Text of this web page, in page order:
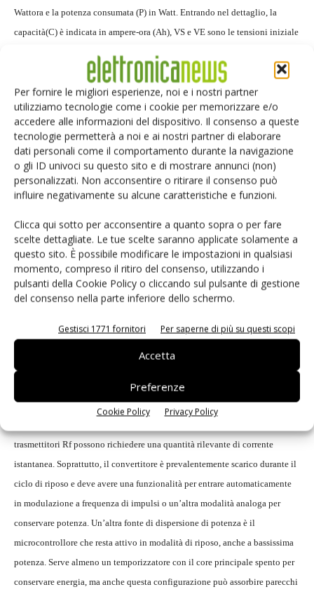
Per fornire le migliori esperienze, noi e i nostri partner
utilizziamo tecnologie come i cookie per memorizzare e/o
accedere alle informazioni del dispositivo. Il consenso a queste
tecnologie permetterà a noi e ai nostri partner di elaborare
dati personali come il comportamento durante la navigazione
o gli ID univoci su questo sito e di mostrare annunci (non)
personalizzati. Non acconsentire o ritirare il consenso può
influire negativamente su alcune caratteristiche e funzioni.
Clicca qui sotto per acconsentire a quanto sopra o per fare
scelte dettagliate. Le tue scelte saranno applicate solamente a
questo sito. È possibile modificare le impostazioni in qualsiasi
momento, compreso il ritiro del consenso, utilizzando i
pulsanti della Cookie Policy o cliccando sul pulsante di gestione
del consenso nella parte inferiore dello schermo.
Gestisci 1771 fornitori Per saperne di più su questi scopi
Accetta
Preferenze
Cookie Policy Privacy Policy
Wattora e la potenza consumata (P) in Watt. Entrando nel dettaglio, la
capacità(C) è indicata in ampere-ora (Ah), VS e VE sono le tensioni iniziale
durante i cicli di attività e riposo, e D è il ciclo operativo (da 0 a 1) del
periodo di veglia. Viene applicato un fattore di riduzione, o de-rating, (α)
per gestire la batteria in caso di perdita di capacità in applicazioni con una
lunga durata (>5 anni). Viene tenuto conto anche dell’efficienza (eff) dello
stadio di conversione di potenza, in quanto incide sulle prestazioni. I
livelli tipici di efficienza vanno da 80% (eff = 0,8) a 95% (eff = 0,95). Una
parte del progetto consiste nel selezionare una fonte di alimentazione che
potenza (ad esempio un regolatore di commutazione) che sia estremamente
efficiente alle basse potenze. Il primo problema si può risolvere con una
batteria al litio-cloruro di tionile (Li-SOCl2), caratterizzata da una durata
molto lunga (10-25 anni). La chimica Li-SOCl2 è già stata impiegata con
successo in contatori remoti e altri sistemi wireless a batteria. Le celle
hanno una tensione tipica di 3,6 volt e un’ampia gamma di temperature
operative (da –55° C a +125°C). Utilizzando un’unica cella al litio, un
nodo sensore può aumentare l’uscita da 3,0-3,6V a +5,0V, oppure utilizzare
un convertitore buck-boost comeTPS63001di
un’uscita fissa di 3,3V e può fornire fino a 800 mA in qualsiasi condizione
trasmettitori Rf possono richiedere una quantità rilevante di corrente
istantanea. Soprattutto, il convertitore è prevalentemente scarico durante il
ciclo di riposo e deve avere una funzionalità per entrare automaticamente
in modulazione a frequenza di impulsi o un’altra modalità analoga per
conservare potenza. Un’altra fonte di dispersione di potenza è il
microcontrollore che resta attivo in modalità di riposo, anche a bassissima
potenza. Serve almeno un temporizzatore con il core principale spento per
conservare energia, ma anche questa configurazione può assorbire parecchi